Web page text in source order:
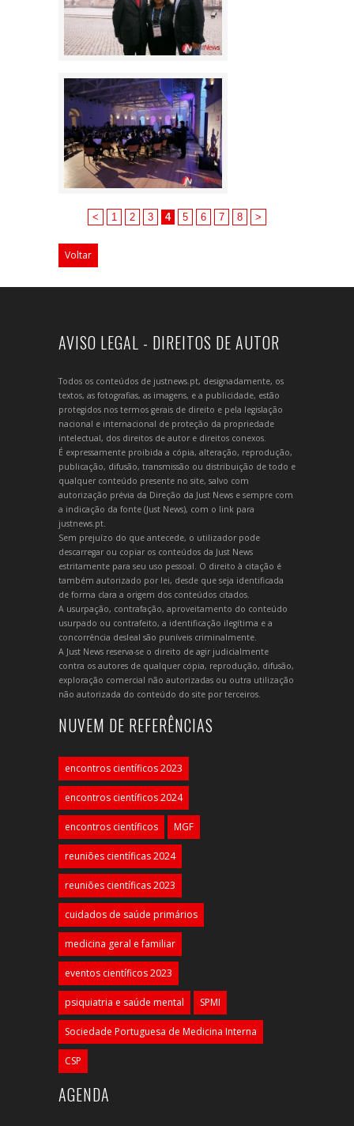
< 1 2 3 4 5 6 7 8 >
Voltar
AVISO LEGAL - DIREITOS DE AUTOR
Todos os conteúdos de justnews.pt, designadamente, os
textos, as fotografias, as imagens, e a publicidade, estão
protegidos nos termos gerais de direito e pela legislação
nacional e internacional de proteção da propriedade
intelectual, dos direitos de autor e direitos conexos.
É expressamente proibida a cópia, alteração, reprodução,
publicação, difusão, transmissão ou distribuição de todo e
qualquer conteúdo presente no site, salvo com
autorização prévia da Direção da Just News e sempre com
a indicação da fonte (Just News), com o link para
justnews.pt.
Sem prejuízo do que antecede, o utilizador pode
descarregar ou copiar os conteúdos da Just News
estritamente para seu uso pessoal. O direito à citação é
também autorizado por lei, desde que seja identificada
de forma clara a origem dos conteúdos citados.
A usurpação, contrafação, aproveitamento do conteúdo
usurpado ou contrafeito, a identificação ilegítima e a
concorrência desleal são puníveis criminalmente.
A Just News reserva-se o direito de agir judicialmente
contra os autores de qualquer cópia, reprodução, difusão,
exploração comercial não autorizadas ou outra utilização
não autorizada do conteúdo do site por terceiros.
NUVEM DE REFERÊNCIAS
encontros científicos 2023
encontros científicos 2024
encontros científicos MGF
reuniões científicas 2024
reuniões científicas 2023
cuidados de saúde primários
medicina geral e familiar
eventos científicos 2023
psiquiatria e saúde mental SPMI
Sociedade Portuguesa de Medicina Interna
CSP
AGENDA